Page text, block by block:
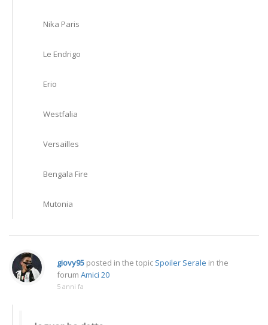
Nika Paris
Le Endrigo
Erio
Westfalia
Versailles
Bengala Fire
Mutonia
giovy95 posted in the topic Spoiler Serale in the
forum Amici 20
5 anni fa